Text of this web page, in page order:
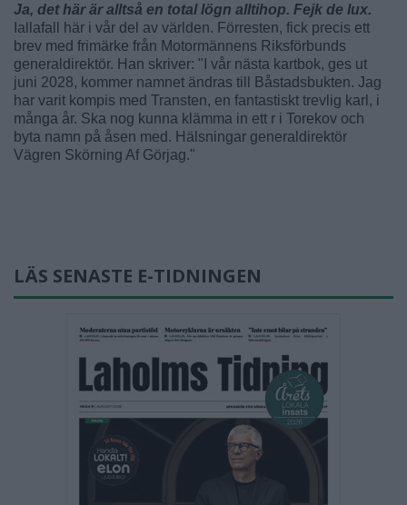
Ja, det här är alltså en total lögn alltihop. Fejk de lux.
Iallafall här i vår del av världen. Förresten, fick precis ett
brev med frimärke från Motormännens Riksförbunds
generaldirektör. Han skriver: "I vår nästa kartbok, ges ut
juni 2028, kommer namnet ändras till Båstadsbukten. Jag
har varit kompis med Transten, en fantastiskt trevlig karl, i
många år. Ska nog kunna klämma in ett r i Torekov och
byta namn på åsen med. Hälsningar generaldirektör
Vägren Skörning Af Görjag."
LÄS SENASTE E-TIDNINGEN